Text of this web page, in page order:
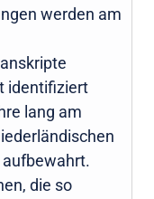
werden am
identifiziert
lang am
die so